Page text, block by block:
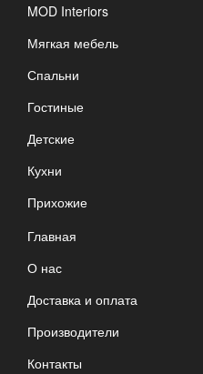
MOD Interiors
Мягкая мебель
Спальни
Гостиные
Детские
Кухни
Прихожие
Главная
О нас
Доставка и оплата
Производители
Контакты